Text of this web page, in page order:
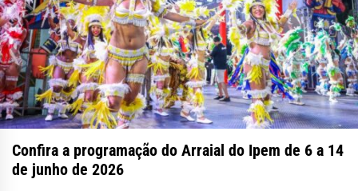
Confira a programação do Arraial do Ipem de 6 a 14
de junho de 2026